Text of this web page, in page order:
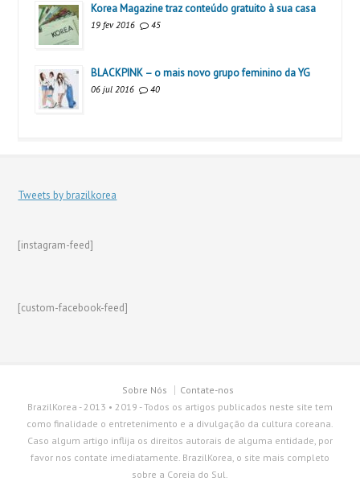
Korea Magazine traz conteúdo gratuito à sua casa
19 fev 2016 45
BLACKPINK – o mais novo grupo feminino da YG
06 jul 2016 40
Tweets by brazilkorea
[instagram-feed]
[custom-facebook-feed]
Sobre Nós
Contate-nos
BrazilKorea - 2013 • 2019 - Todos os artigos publicados neste site tem
como finalidade o entretenimento e a divulgação da cultura coreana.
Caso algum artigo inflija os direitos autorais de alguma entidade, por
favor nos contate imediatamente. BrazilKorea, o site mais completo
sobre a Coreia do Sul.